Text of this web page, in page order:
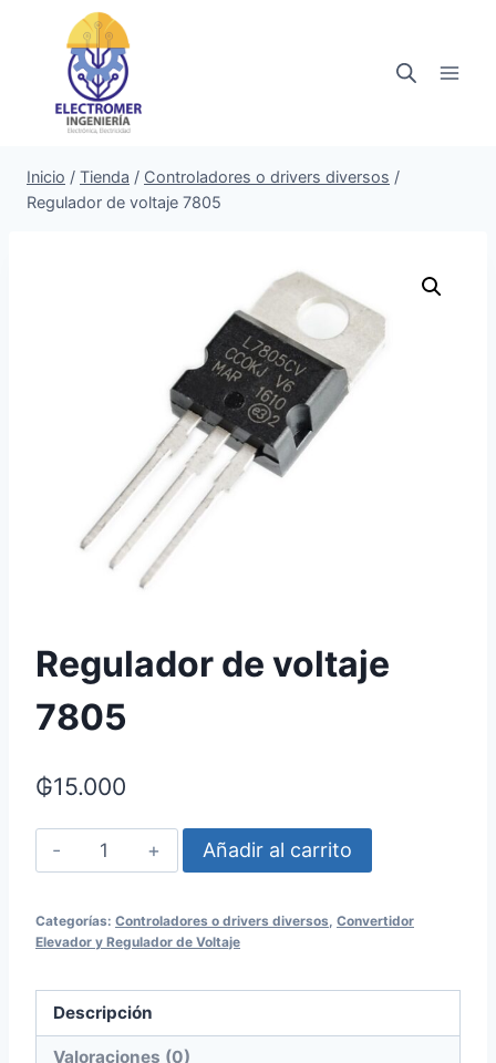
contenido
Inicio / Tienda / Controladores o drivers diversos /
Regulador de voltaje 7805
Regulador de voltaje
7805
₲15.000
Regulador
de
7805
Añadir al carrito
Categorías: Controladores o drivers diversos, Convertidor
Elevador y Regulador de Voltaje
Descripción
Valoraciones (0)